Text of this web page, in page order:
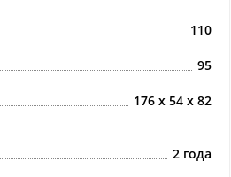
110
95
176 х 54 х 82
2 года